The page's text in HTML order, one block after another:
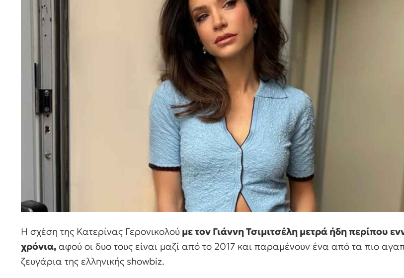
Η σχέση της Κατερίνας Γερονικολού με τον Γιάννη Τσιμιτσέλη μετρά ήδη περίπου
χρόνια, αφού οι δυο τους είναι μαζί από το 2017 και παραμένουν ένα από τα πιο
ζευγάρια της ελληνικής showbiz.